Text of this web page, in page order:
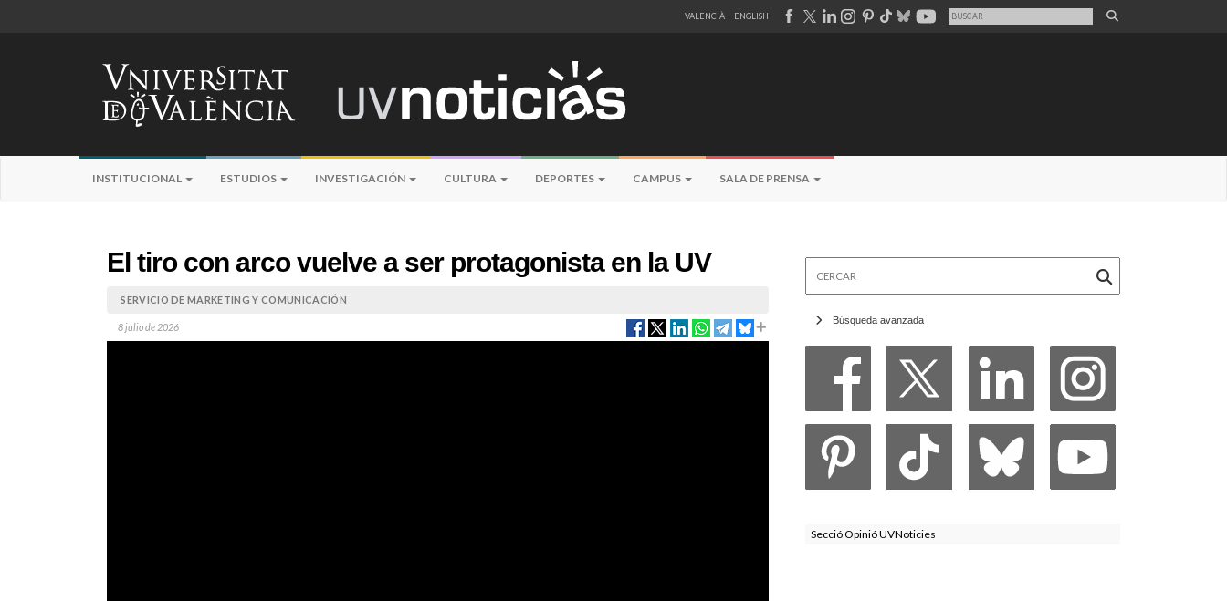
VALENCIÀ ENGLISH
INSTITUCIONAL ESTUDIOS INVESTIGACIÓN CULTURA DEPORTES CAMPUS SALA DE PRENSA
El tiro con arco vuelve a ser protagonista en la UV
SERVICIO DE MARKETING Y COMUNICACIÓN
8 julio de 2026
Búsqueda avanzada
Secció Opinió UVNoticies